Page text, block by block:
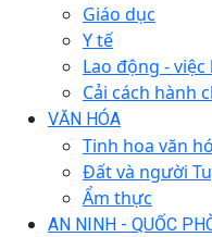
Giáo dục
Y tế
Lao động - việc
Cải cách hành
VĂN HÓA
Tinh hoa văn
Đất và người
Ẩm thực
AN NINH - QUỐC